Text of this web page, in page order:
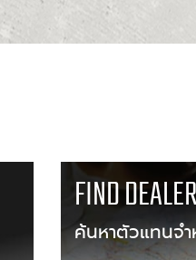
FIND DEALER
ค้นหาตัวแทนจ